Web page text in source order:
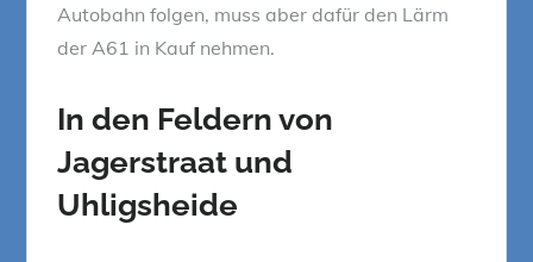
Autobahn folgen, muss aber dafür den Lärm
der A61 in Kauf nehmen.
In den Feldern von
Jagerstraat und
Uhligsheide